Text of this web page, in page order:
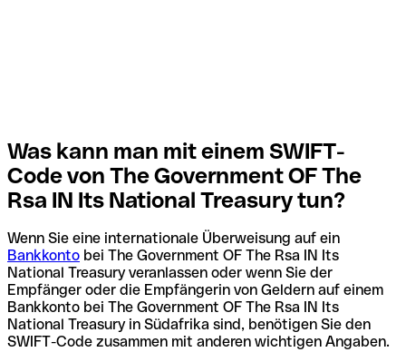
Was kann man mit einem SWIFT-
Code von The Government OF The
Rsa IN Its National Treasury tun?
Wenn Sie eine internationale Überweisung auf ein
Bankkonto bei The Government OF The Rsa IN Its
National Treasury veranlassen oder wenn Sie der
Empfänger oder die Empfängerin von Geldern auf einem
Bankkonto bei The Government OF The Rsa IN Its
National Treasury in Südafrika sind, benötigen Sie den
SWIFT-Code zusammen mit anderen wichtigen Angaben.